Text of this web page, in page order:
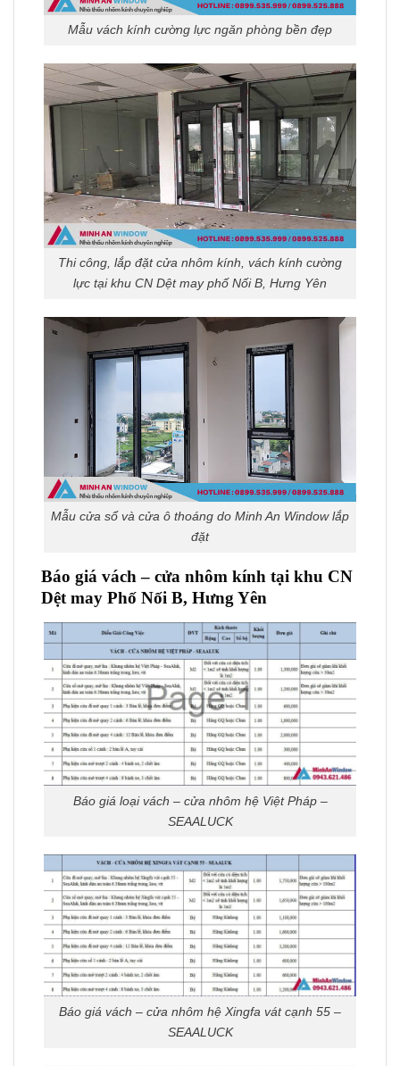
Mẫu vách kính cường lực ngăn phòng bền đẹp
Thi công, lắp đặt cửa nhôm kính, vách kính cường
lực tại khu CN Dệt may phố Nối B, Hưng Yên
Mẫu cửa sổ và cửa ô thoáng do Minh An Window lắp
đặt
Báo giá vách – cửa nhôm kính tại khu CN
Dệt may Phố Nối B, Hưng Yên
Báo giá loại vách – cửa nhôm hệ Việt Pháp –
SEAALUCK
Báo giá vách – cửa nhôm hệ Xingfa vát cạnh 55 –
SEAALUCK